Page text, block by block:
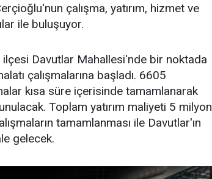
çalışma, yatırım, hizmet ve
ile buluşuyor.
ilçesi Davutlar Mahallesi'nde bir noktada
çalışmalarına başladı. 6605
kısa süre içerisinde tamamlanarak
Toplam yatırım maliyeti 5 milyon
tamamlanması ile Davutlar'ın
gelecek.